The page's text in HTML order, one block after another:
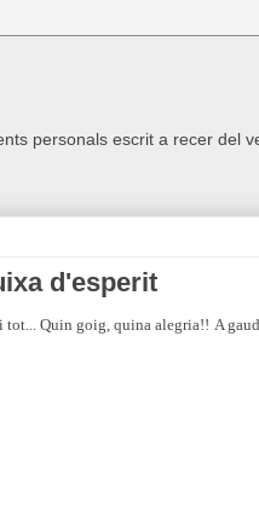
personals escrit a recer del
d'esperit
tot... Quin goig, quina alegria!! A